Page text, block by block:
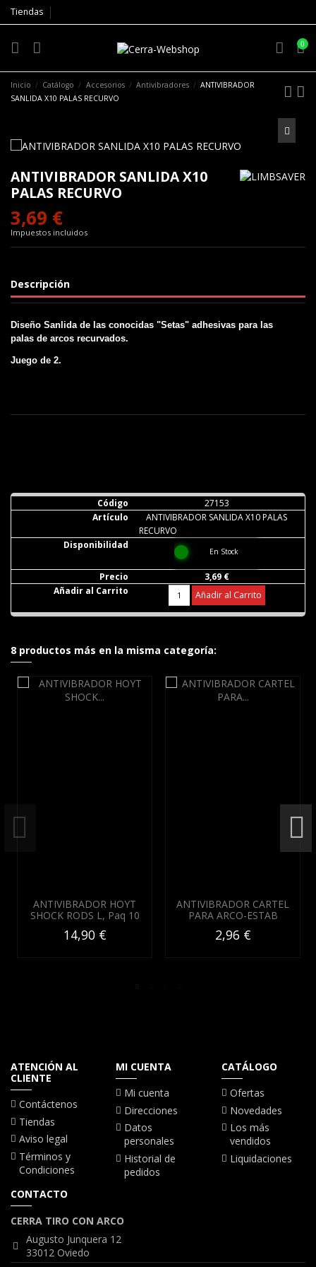
Tiendas
0
Inicio Catálogo Accesorios Antivibradores
ANTIVIBRADOR
SANLIDA X10 PALAS RECURVO
ANTIVIBRADOR SANLIDA X10
PALAS RECURVO
3,69 €
Impuestos incluidos
Descripción
Diseño Sanlida de las conocidas "Setas" adhesivas para las
palas de arcos recurvados.
Juego de 2.
27153
ANTIVIBRADOR SANLIDA X10 PALAS
RECURVO
En Stock
3,69 €
Añadir al Carrito
8 productos más en la misma categoría:
ANTIVIBRADOR HOYT
SHOCK RODS L, Paq 10
14,90 €
ANTIVIBRADOR CARTEL
PARA ARCO-ESTAB
2,96 €
ATENCIÓN AL
CLIENTE
Contáctenos
Tiendas
Aviso legal
Términos y
Condiciones
MI CUENTA
Mi cuenta
Direcciones
Datos
personales
Historial de
pedidos
CATÁLOGO
Ofertas
Novedades
Los más
vendidos
Liquidaciones
CONTACTO
CERRA TIRO CON ARCO
Augusto Junquera 12
33012 Oviedo